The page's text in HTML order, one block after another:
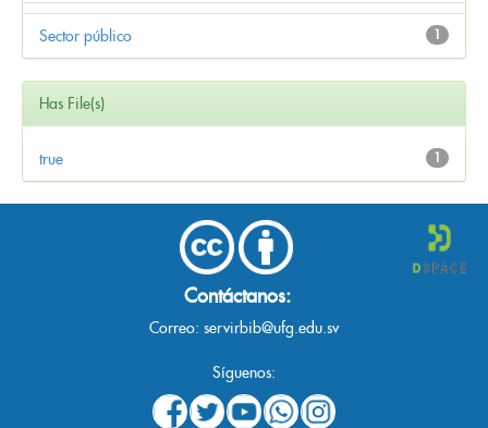
1
Sector público
Has File(s)
1
true
Contáctanos:
Correo: servirbib@ufg.edu.sv
Síguenos: